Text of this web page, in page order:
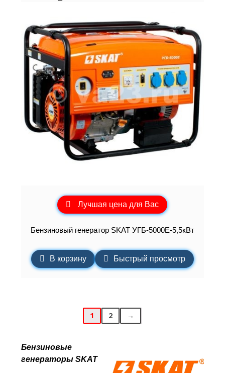
Лучшая цена для Вас
Бензиновый генератор SKAT УГБ-5000Е-5,5кВт
В корзину Быстрый просмотр
1 2 →
Бензиновые
генераторы SKAT